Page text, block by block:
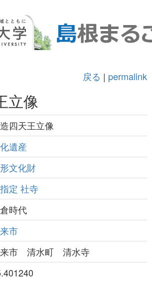
戻る | permalink
立像
四天王立像
遺産
文化財
定 社寺
時代
市
市 清水町 清水寺